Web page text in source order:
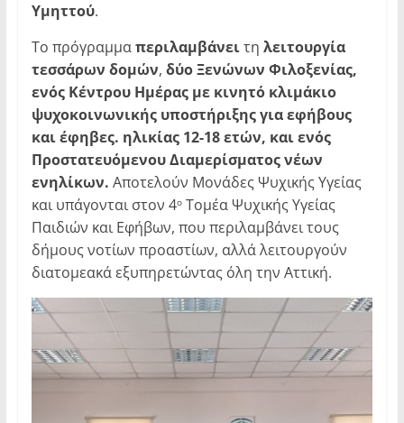
Υμηττού.
Το πρόγραμμαπεριλαμβάνειτη λειτουργία
τεσσάρων δομών, δύο Ξενώνων Φιλοξενίας,
ενός Κέντρου Ημέρας με κινητό κλιμάκιο
ψυχοκοινωνικής υποστήριξης για εφήβους
και έφηβες. ηλικίας 12-18 ετών, και ενός
Προστατευόμενου Διαμερίσματος νέων
ενηλίκων. Αποτελούν Μονάδες Ψυχικής Υγείας
και υπάγονται στον 4οΤομέα Ψυχικής Υγείας
Παιδιών και Εφήβων, που περιλαμβάνει τους
δήμους νοτίων προαστίων, αλλά λειτουργούν
διατομεακά εξυπηρετώντας όλη την Αττική.